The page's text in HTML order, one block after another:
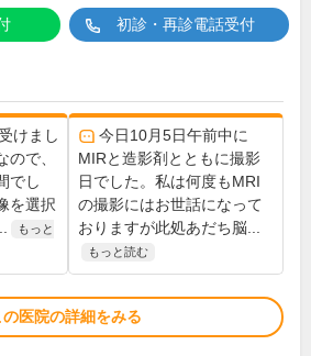
初診・再診電話受付
けまし
で、
でし
を選択
もっと
今日10月5日午前中に
MIRと造影剤とともに撮影
日でした。私は何度もMRI
の撮影にはお世話になって
おりますが此処あだち脳...
もっと読む
の医院の詳細をみる